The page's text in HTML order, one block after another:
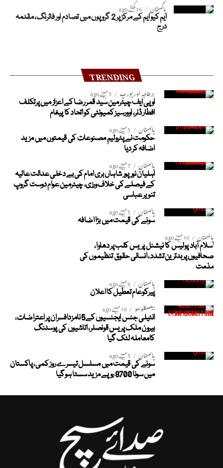
پاکستان 16 گھنٹے ago
ایم کیو ایم کے مرکز پر 2 گروپوں میں تصادم اور فائرنگ، مقدمہ
درج
TRENDING
برطانیہ اور یورپ 5 مہینے ago
او پی ایف چیئرمین سید قمر رضا کے اعزاز میں پرتکلف
افطار ڈنر، اوورسیز کمیونٹی کو اتحاد کا پیغام
پاکستان 5 مہینے ago
حکومت نے پٹرولیم مصنوعات کی قیمتوں میں مزید
اضافہ کر دیا
پاکستان 7 مہینے ago
اہلیان نورپور شاہاں بری امام کی بے دخلی عدالت عالیہ
کے فیصلے کی خلاف ورزی، چیئرمین عوام دوست گروپ
تنویر عباسی
پاکستان 5 مہینے ago
سونے کی قیمت میں بڑا اضافہ
پاکستان 10 مہینے ago
اسلام آباد پولیس کا نیشنل پریس کلب پر دھاوا،
صحافیوں پر بدترین تشدد، انسانی حقوق تنظیموں کی
مذمت
پاکستان 6 مہینے ago
پیرکوعام تعطیل کا اعلان
ایکسکلوسِو 10 مہینے ago
انٹیلی جنس ایجنسیوں کے5 نامزدافسران پر اعتراضات،
بیرون ملک پریس قونصلر، اتاشیوں کی پوسٹنگ
کامعاملہ لٹک گیا
پاکستان 5 مہینے ago
سونے کی قیمت میں مسلسل تیسرے روز کمی، پاکستان
میں سونا 8700 روپے مزید سستا ہوگیا